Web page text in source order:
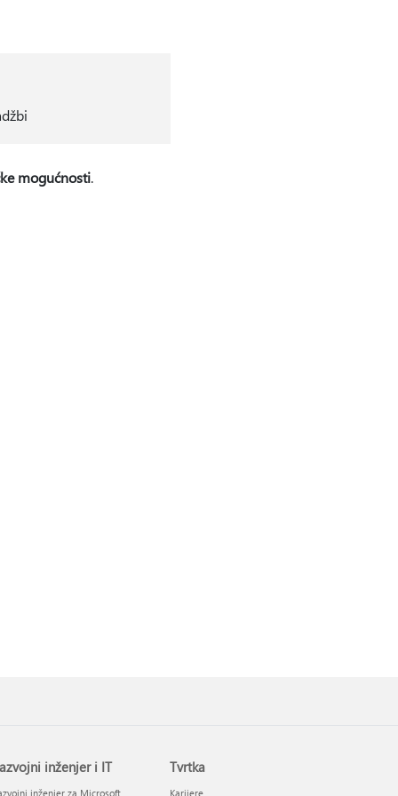
mogućnosti.
inženjer i IT
inženjer za Microsoft
Tvrtka
Karijere